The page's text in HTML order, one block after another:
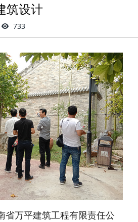
筑设计
733
万平建筑工程有限责任公